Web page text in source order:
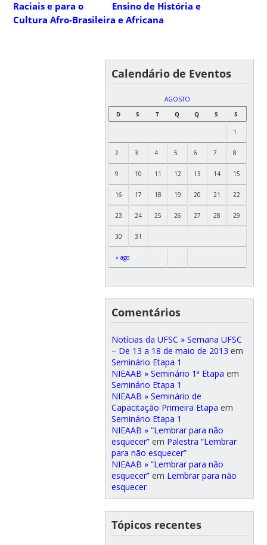
Raciais e para o Ensino de História e
Cultura Afro-Brasileira e Africana
Calendário de Eventos
AGOSTO
D
S T Q Q S S
« ago
1
2 3 4 5 6 7 8
9 10 11 12 13 14 15
16 17 18 19 20 21 22
23 24 25 26 27 28 29
30 31
Comentários
Notícias da UFSC » Semana UFSC
– De 13 a 18 de maio de 2013 em
Seminário Etapa 1
NIEAAB » Seminário 1ª Etapa em
Seminário Etapa 1
NIEAAB » Seminário de
Capacitação Primeira Etapa em
Seminário Etapa 1
NIEAAB » “Lembrar para não
esquecer”em Palestra “Lembrar
para não esquecer”
NIEAAB » “Lembrar para não
esquecer”em Lembrar para não
esquecer
Tópicos recentes